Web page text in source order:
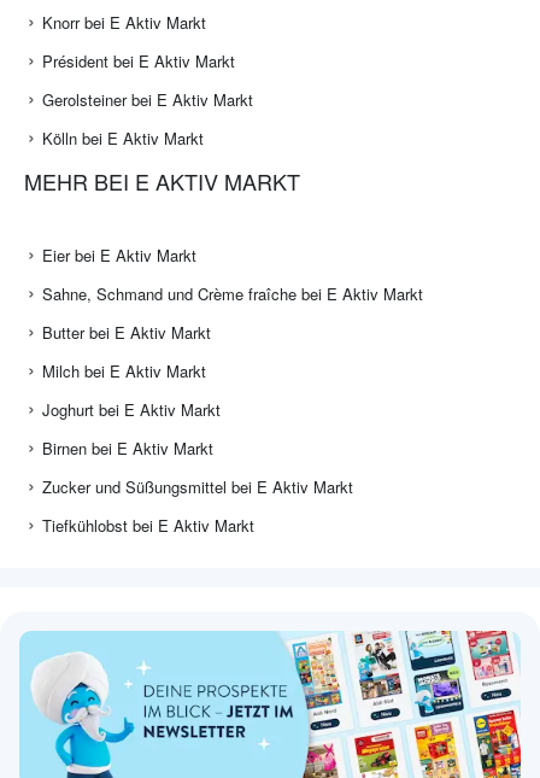
Knorr bei E Aktiv Markt
Président bei E Aktiv Markt
Gerolsteiner bei E Aktiv Markt
Kölln bei E Aktiv Markt
MEHR BEI E AKTIV MARKT
Eier bei E Aktiv Markt
Sahne, Schmand und Crème fraîche bei E Aktiv Markt
Butter bei E Aktiv Markt
Milch bei E Aktiv Markt
Joghurt bei E Aktiv Markt
Birnen bei E Aktiv Markt
Zucker und Süßungsmittel bei E Aktiv Markt
Tiefkühlobst bei E Aktiv Markt